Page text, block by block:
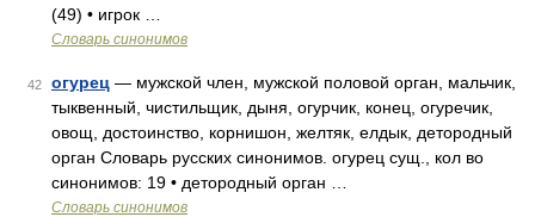
(49) • игрок …
Словарь синонимов
42 огурец — мужской член, мужской половой орган, мальчик,
тыквенный, чистильщик, дыня, огурчик, конец, огуречик,
овощ, достоинство, корнишон, желтяк, елдык, детородный
орган Словарь русских синонимов. огурец сущ., кол во
синонимов: 19 • детородный орган …
Словарь синонимов